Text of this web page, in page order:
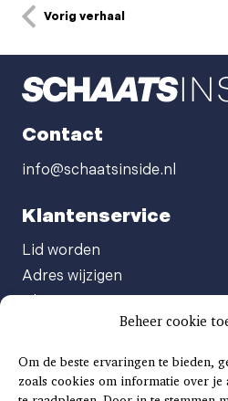
Beheer cookie
Om de beste ervaringen te bieden,
zoals cookies om informatie over
Vorig verhaal
Contact
info@schaatsinside.nl
Klantenservice
Lid worden
Adres wijzigen
Abonnement opzeggen
Afgeven automatische
Factuur betalen